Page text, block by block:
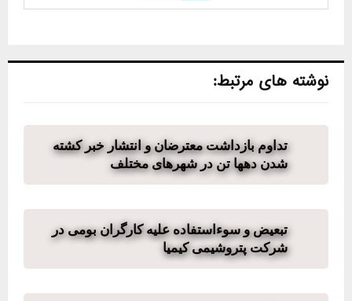
نوشته های مرتبط:
تداوم بازداشت معترضان و انتشار خبر کشته
شدن دهها تن در شهرهای مختلف
تبعیض و سوء‌استفاده علیه کارگران بومی در
شرکت پتروشیمی کیمیا